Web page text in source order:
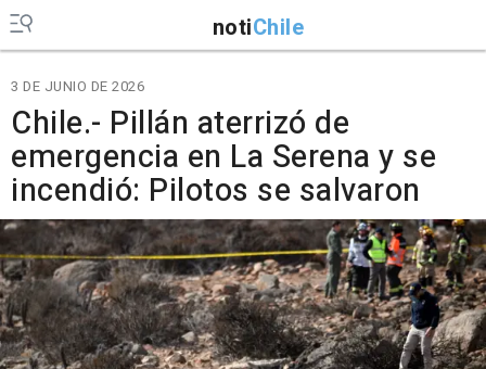
notiChile
3 DE JUNIO DE 2026
Chile.- Pillán aterrizó de
emergencia en La Serena y se
incendió: Pilotos se salvaron